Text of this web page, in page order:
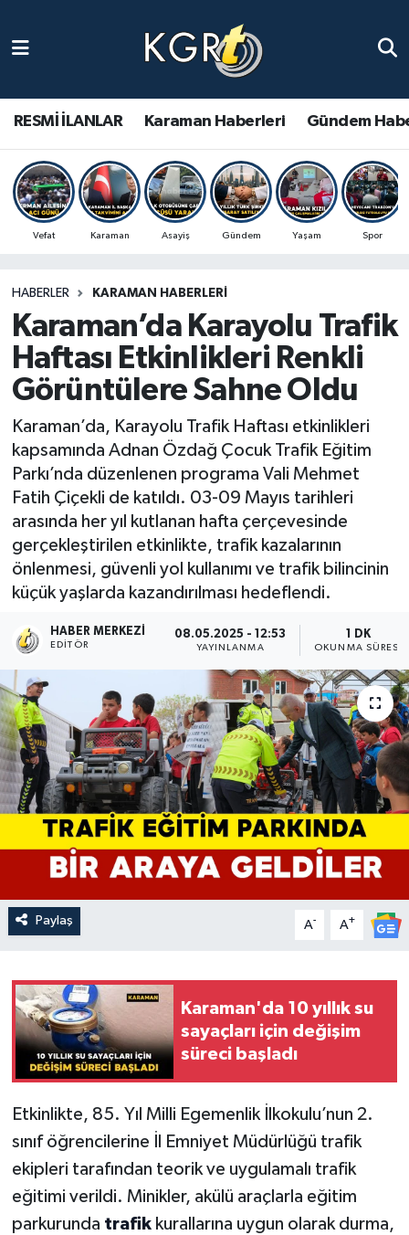
RESMİ İLANLAR Karaman Haberleri Gündem
Vefat Karaman Asayiş Gündem Yaşam Spor
HABERLER KARAMAN HABERLERI
Karaman’da Karayolu Trafik
Haftası Etkinlikleri Renkli
Görüntülere Sahne Oldu
Karaman’da, Karayolu Trafik Haftası etkinlikleri
kapsamında Adnan Özdağ Çocuk Trafik Eğitim
Parkı’nda düzenlenen programa Vali Mehmet
Fatih Çiçekli de katıldı. 03-09 Mayıs tarihleri
arasında her yıl kutlanan hafta çerçevesinde
gerçekleştirilen etkinlikte, trafik kazalarının
önlenmesi, güvenli yol kullanımı ve trafik bilincinin
küçük yaşlarda kazandırılması hedeflendi.
HABER MERKEZI
EDITÖR
08.05.2025 - 12:53
YAYINLANMA
1 DK
OKUNMA SÜRESI
Paylaş A- A+
Karaman'da 10 yıllık su
sayaçları için değişim
süreci başladı
Etkinlikte, 85. Yıl Milli Egemenlik İlkokulu’nun 2.
sınıf öğrencilerine İl Emniyet Müdürlüğü trafik
ekipleri tarafından teorik ve uygulamalı trafik
eğitimi verildi. Minikler, akülü araçlarla eğitim
parkurunda trafik kurallarına uygun olarak durma,
Gündem Haberleri
Güncel Haberler
Spor Haberleri
Ulusal Haberler
Vefat Edenler